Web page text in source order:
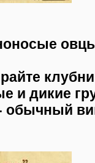
и дикие
обычный